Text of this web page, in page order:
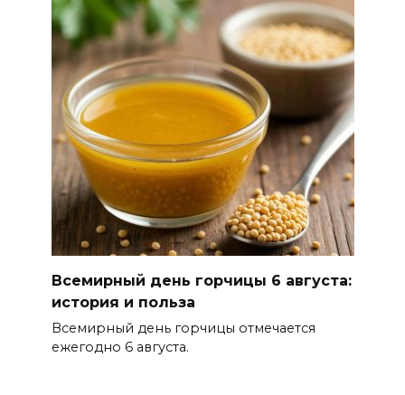
В Советском районе Ростова
из-за порыва на водоводе
ограничили подачу воды
06 августа 2026 14:33
Диспансеризация дончан
старше 65 лет
06 августа 2026 14:30
Традиции семьи года
06 августа 2026 14:28
Таганрогский театр: пока
опущен занавес
Всемирный день горчицы 6 августа:
история и польза
Всемирный день горчицы отмечается
ежегодно 6 августа.